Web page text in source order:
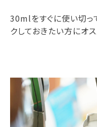
30mlをすぐに使い切っ
クしておきたい方にオス